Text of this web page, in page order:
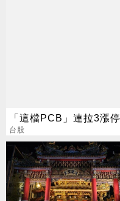
「這檔PCB」連拉3漲
台股